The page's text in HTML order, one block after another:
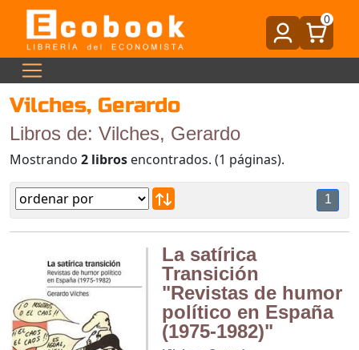
0
Vilches, Gerardo
Libros de: Vilches, Gerardo
Mostrando 2 libros encontrados. (1 páginas).
1
La satírica
Transición
"Revistas de humor
político en España
(1975-1982)"